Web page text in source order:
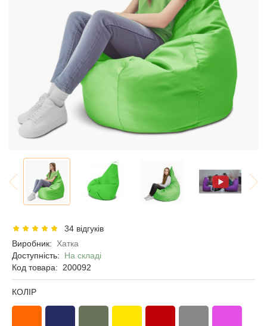
34 відгуків
Виробник:
Хатка
Доступність: На складі
Код товара:
200092
КОЛІР